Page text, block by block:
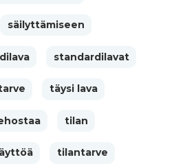
säilyttämiseen
standardilavat
täysi lava
tilan
tilantarve